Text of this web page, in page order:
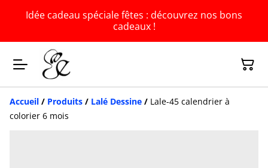
Idée cadeau spéciale fêtes : découvrez nos bons
cadeaux !
Accueil / Produits / Lalé Dessine / Lale-45 calendrier à
colorier 6 mois